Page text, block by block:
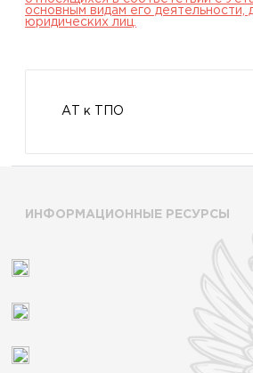
основным видам его деятельности,
юридических лиц.
АТ к ТПО
ИНФОРМАЦИОННЫЕ РЕСУРСЫ